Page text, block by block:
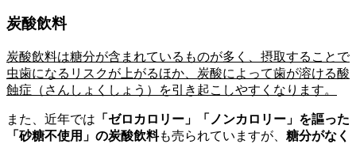
炭酸飲料
炭酸飲料は糖分が含まれているものが多く、摂取することで
虫歯になるリスクが上がるほか、炭酸によって歯が溶ける酸
蝕症（さんしょくしょう）を引き起こしやすくなります。
また、近年では 「ゼロカロリー」「ノンカロリー」を謳った
「砂糖不使用」の炭酸飲料も売られていますが、 糖分がなく